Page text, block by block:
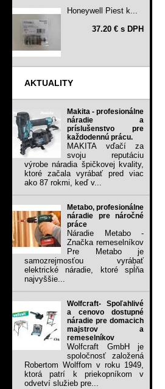
Honeywell Piest k...
37.20 € s DPH
AKTUALITY
Makita - profesionálne
náradie a
príslušenstvo pre
každodennú prácu.
MAKITA vďačí za
svoju reputáciu
výrobe náradia špičkovej kvality,
ktoré začala vyrábať pred viac
ako 87 rokmi, keď v...
Metabo, profesionálne
náradie pre náročné
práce
Náradie Metabo -
Značka remeselníkov
Pre Metabo je
samozrejmosťou vyrábať
elektrické náradie, ktoré spĺňa
najvyššie...
Wolfcraft- Spoľahlivé
a cenovo dostupné
náradie pre domacich
majstrov a
remeselníkov
Wolfcraft GmbH je
spoločnosť založená
Robertom Wolffom v roku 1949,
ktorá patrí k priekopníkom v
odvetví služieb pre...